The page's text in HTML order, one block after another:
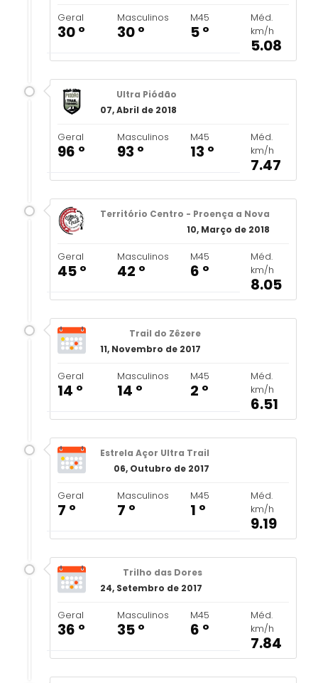
Geral
30 º
Masculinos
30 º
M45
5 º
Méd.
km/h
5.08
Ultra Piódão
07, Abril de 2018
Geral
96 º
Masculinos
93 º
M45
13 º
Méd.
km/h
7.47
Território Centro - Proença a Nova
10, Março de 2018
Geral
45 º
Masculinos
42 º
M45
6 º
Méd.
km/h
8.05
Trail do Zêzere
11, Novembro de 2017
Geral
14 º
Masculinos
14 º
M45
2 º
Méd.
km/h
6.51
Estrela Açor Ultra Trail
06, Outubro de 2017
Geral
7 º
Masculinos
7 º
M45
1 º
Méd.
km/h
9.19
Trilho das Dores
24, Setembro de 2017
Geral
36 º
Masculinos
35 º
M45
6 º
Méd.
km/h
7.84